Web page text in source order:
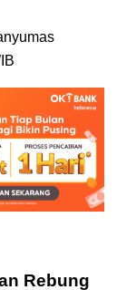
Rebung